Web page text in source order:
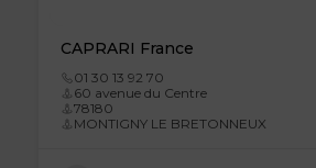
CAPRARI France
01 30 13 92 70
60 avenue du Centre
78180
MONTIGNY LE BRETONNEUX